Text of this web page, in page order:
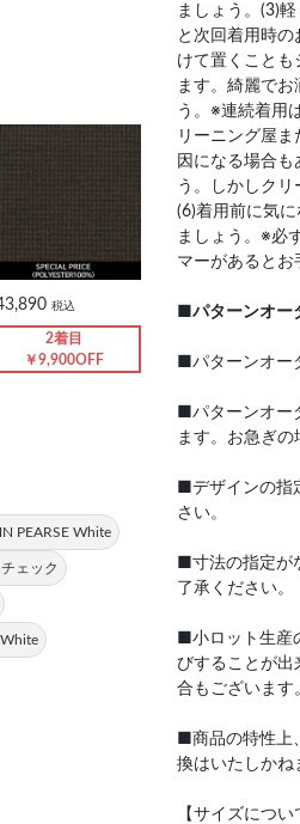
税込
2着目
￥9,900OFF
PEARSE White
ェック
ましょう。(3)
と次回着用時
けて置くことも
ます。綺麗で
う。※連続着用
リーニング屋
因になる場合
う。しかしクリ
(6)着用前に気
ましょう。※必
マーがあるとお
パターンオー
■パターンオー
■パターンオー
ます。お急ぎの
■デザインの指
さい。
■寸法の指定が
了承ください。
■小ロット生産
びすることが出
合もございます
■商品の特性上
換はいたしかね
【サイズについ